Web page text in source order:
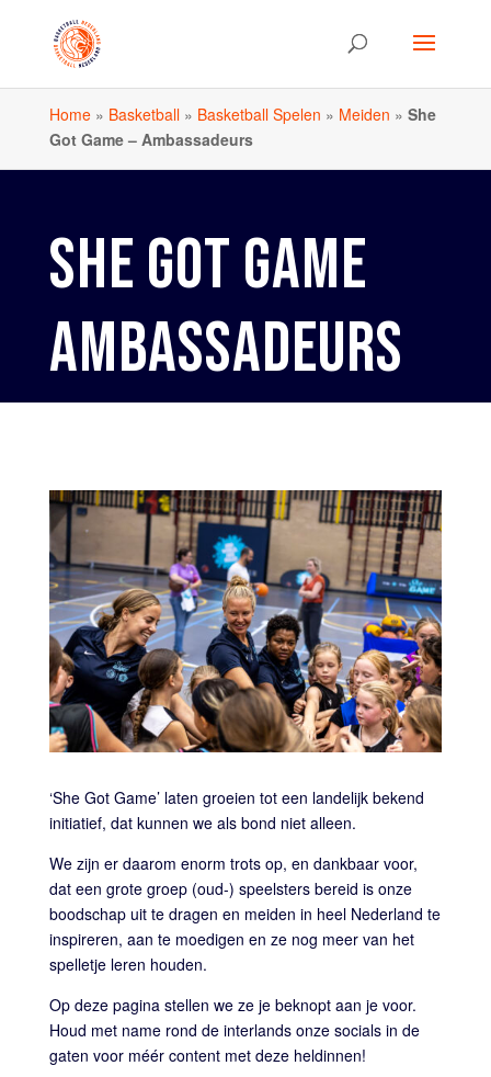
Home» Basketball» Basketball Spelen » Meiden » She
Got Game – Ambassadeurs
SHE GOT GAME
AMBASSADEURS
‘She Got Game’ laten groeien tot een landelijk bekend
initiatief, dat kunnen we als bond niet alleen.
We zijn er daarom enorm trots op, en dankbaar voor,
dat een grote groep (oud-) speelsters bereid is onze
boodschap uit te dragen en meiden in heel Nederland te
inspireren, aan te moedigen en ze nog meer van het
spelletje leren houden.
Op deze pagina stellen we ze je beknopt aan je voor.
Houd met name rond de interlands onze socials in de
gaten voor méér content met deze heldinnen!